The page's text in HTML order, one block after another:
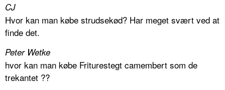
CJ
Hvor kan man købe strudsekød? Har meget svært ved at
finde det.
Peter Wetke
hvor kan man købe Friturestegt camembert som de
trekantet ??